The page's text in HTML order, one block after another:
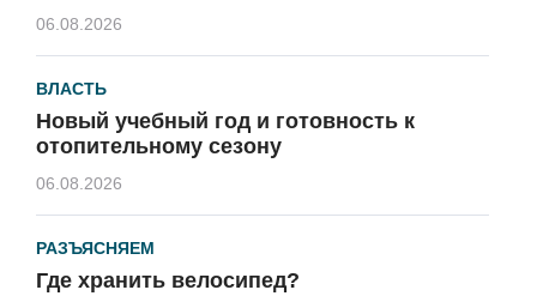
06.08.2026
ВЛАСТЬ
Новый учебный год и готовность к
отопительному сезону
06.08.2026
РАЗЪЯСНЯЕМ
Где хранить велосипед?